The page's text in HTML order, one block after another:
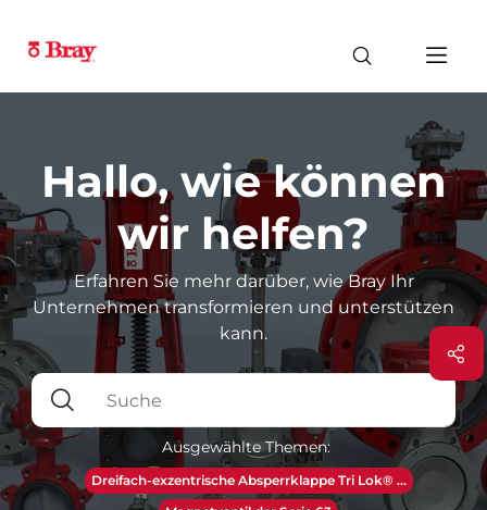
Hallo, wie können
wir helfen?
Erfahren Sie mehr darüber, wie Bray Ihr
Unternehmen transformieren und unterstützen
kann.
Ausgewählte Themen:
Dreifach-exzentrische Absperrklappe Tri Lok® ...